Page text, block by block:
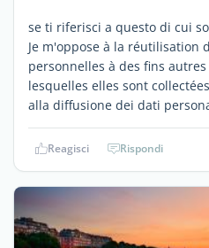
se ti riferisci a questo di cui
Je m'oppose à la réutilisation
personnelles à des fins
lesquelles elles sont
alla diffusione dei dati
Reagisci Rispondi